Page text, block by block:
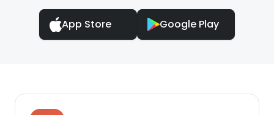
App Store Google Play